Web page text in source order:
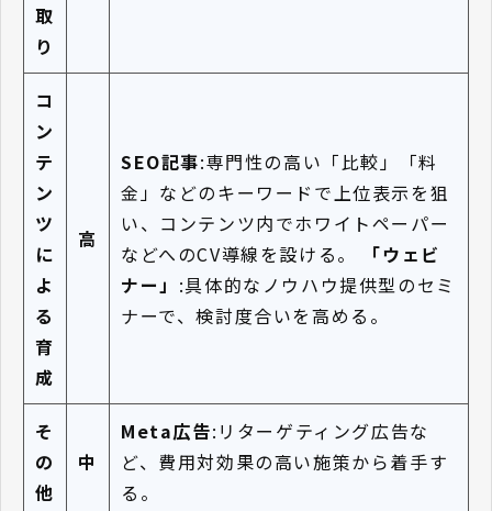
取
り
コ
ン
テ
ン
ツ
に
よ
る
育
成
高
SEO記事:専門性の高い「比較」「料
金」などのキーワードで上位表示を狙
い、コンテンツ内でホワイトペーパー
などへのCV導線を設ける。
「ウェビ
ナー」 :具体的なノウハウ提供型のセミ
ナーで、検討度合いを高める。
そ
の
他
中
Meta広告:リターゲティング広告な
ど、費用対効果の高い施策から着手す
る。